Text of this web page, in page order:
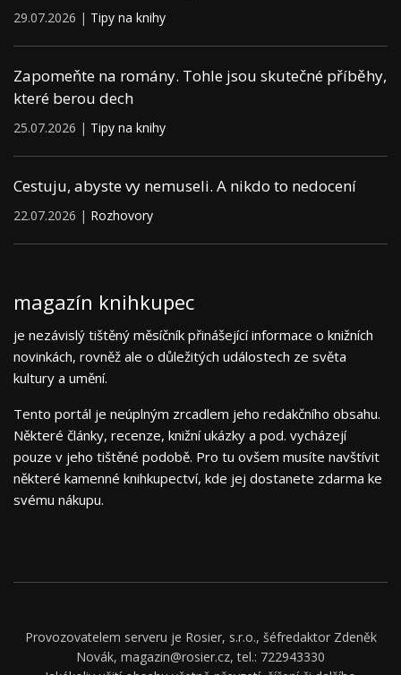
29.07.2026 | Tipy na knihy
Zapomeňte na romány. Tohle jsou skutečné příběhy,
které berou dech
25.07.2026 | Tipy na knihy
Cestuju, abyste vy nemuseli. A nikdo to nedocení
22.07.2026 | Rozhovory
magazín knihkupec
je nezávislý tištěný měsíčník přinášející informace o knižních
novinkách, rovněž ale o důležitých událostech ze světa
kultury a umění.
Tento portál je neúplným zrcadlem jeho redakčního obsahu.
Některé články, recenze, knižní ukázky a pod. vycházejí
pouze v jeho tištěné podobě. Pro tu ovšem musíte navštívit
některé kamenné knihkupectví, kde jej dostanete zdarma ke
svému nákupu.
Provozovatelem serveru je Rosier, s.r.o., šéfredaktor Zdeněk
Novák, magazin@rosier.cz, tel.: 722943330